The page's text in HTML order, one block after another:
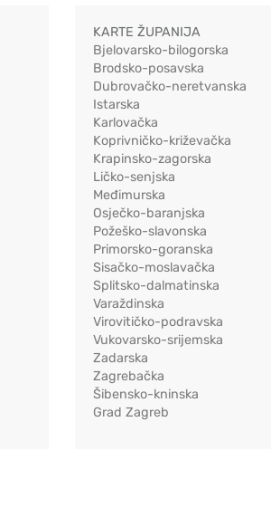
KARTE ŽUPANIJA
Bjelovarsko-bilogorska
Brodsko-posavska
Dubrovačko-neretvanska
Istarska
Karlovačka
Koprivničko-križevačka
Krapinsko-zagorska
Ličko-senjska
Međimurska
Osječko-baranjska
Požeško-slavonska
Primorsko-goranska
Sisačko-moslavačka
Splitsko-dalmatinska
Varaždinska
Virovitičko-podravska
Vukovarsko-srijemska
Zadarska
Zagrebačka
Šibensko-kninska
Grad Zagreb